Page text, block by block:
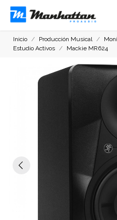
Inicio Producción Musical
Estudio Activos
Mackie MR624